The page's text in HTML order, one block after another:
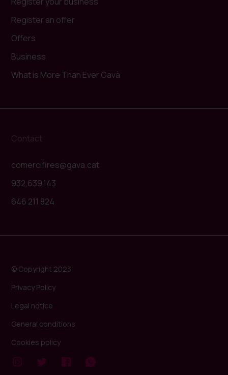
Register an offer
Offers
Business
What is More Than Ever Gavà
Contact
comercifires@gava.cat
932,639,143
646 211 824
© Copyright 2023
Privacy Policy
Legal notice
General conditions
Cookies policy